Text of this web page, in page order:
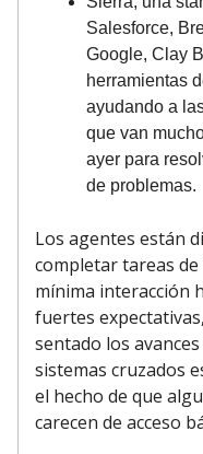
Salesforce,
Google, Clay
herramientas
ayudando a
que van
ayer para
de problemas.
Los agentes están
completar tareas
mínima interacción
fuertes
sentado los
sistemas cruzados
el hecho de que
carecen de acceso